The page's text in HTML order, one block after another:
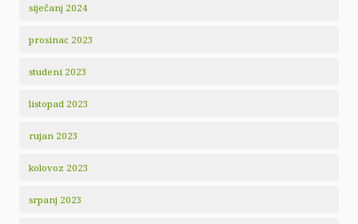
siječanj 2024
prosinac 2023
studeni 2023
listopad 2023
rujan 2023
kolovoz 2023
srpanj 2023